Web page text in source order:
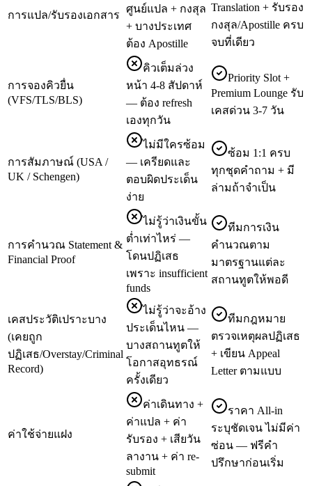
การแปล/รับรองเอกสาร
ศูนย์แปล + กงสุล
+ บางประเทศ
ต้อง Apostille
Translation + รับรอง
กงสุล/Apostille ครบ
จบที่เดียว
การจองคิวยื่น
(VFS/TLS/BLS)
คิวเต็มล่วง
หน้า 4-8 สัปดาห์
— ต้อง refresh
เองทุกวัน
Priority Slot +
Premium Lounge รับ
เคสด่วน 3-7 วัน
การสัมภาษณ์ (USA /
UK / Schengen)
ไม่มีใครซ้อม
— เครียดและ
ตอบผิดประเด็น
ง่าย
ซ้อม 1:1 ครบ
ทุกชุดคำถาม + มี
ล่ามถ้าจำเป็น
การคำนวณ Statement &
Financial Proof
ไม่รู้ว่าเงินขั้น
ต่ำเท่าไหร่ —
โดนปฏิเสธ
เพราะ insufficient
funds
ทีมการเงิน
คำนวณตาม
มาตรฐานแต่ละ
สถานทูตให้พอดี
เคสประวัติเปราะบาง
(เคยถูก
ปฏิเสธ/Overstay/Criminal
Record)
ไม่รู้ว่าจะอ้าง
ประเด็นไหน —
บางสถานทูตให้
โอกาสอุทธรณ์
ครั้งเดียว
ทีมกฎหมาย
ตรวจเหตุผลปฏิเสธ
+ เขียน Appeal
Letter ตามแบบ
ค่าใช้จ่ายแฝง
ค่าเดินทาง +
ค่าแปล + ค่า
รับรอง + เสียวัน
ลางาน + ค่า re-
submit
ราคา All-in
ระบุชัดเจน ไม่มีค่า
ซ่อน — ฟรีคำ
ปรึกษาก่อนเริ่ม